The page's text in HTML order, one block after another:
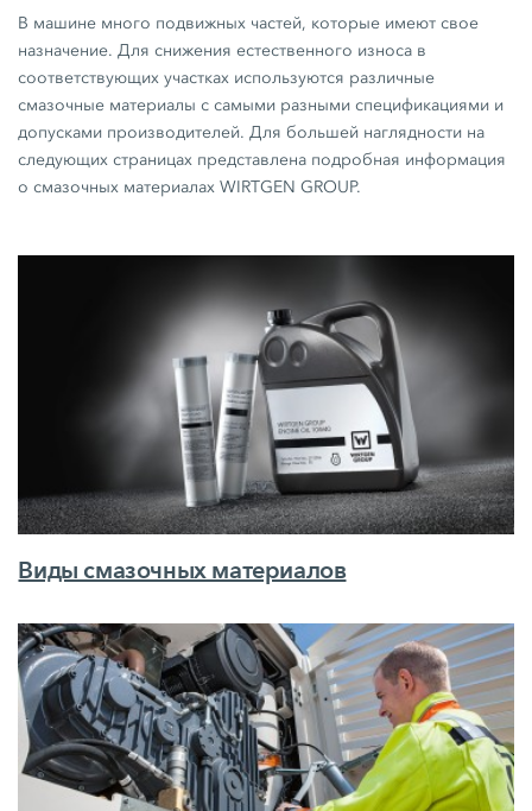
В машине много подвижных частей, которые имеют свое
назначение. Для снижения естественного износа в
соответствующих участках используются различные
смазочные материалы с самыми разными спецификациями и
допусками производителей. Для большей наглядности на
следующих страницах представлена подробная информация
о смазочных материалах WIRTGEN GROUP.
Виды смазочных материалов